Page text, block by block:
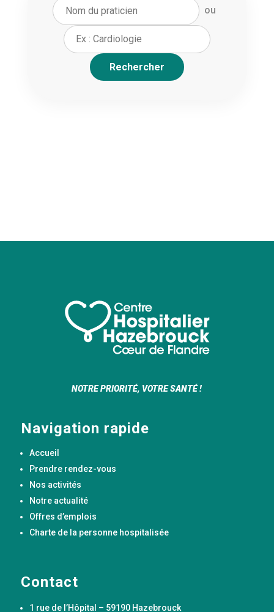
ou
Rechercher
NOTRE PRIORITÉ, VOTRE SANTÉ !
Navigation rapide
Accueil
Prendre rendez-vous
Nos activités
Notre actualité
Offres d’emplois
Charte de la personne hospitalisée
Contact
1 rue de l’Hôpital – 59190 Hazebrouck